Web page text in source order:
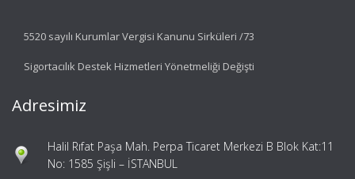
5520 sayılı Kurumlar Vergisi Kanunu Sirküleri /73
Sigortacılık Destek Hizmetleri Yönetmeliği Değişti
Adresimiz
Halil Rıfat Paşa Mah. Perpa Ticaret Merkezi B Blok Kat:11
No: 1585 Şişli – İSTANBUL